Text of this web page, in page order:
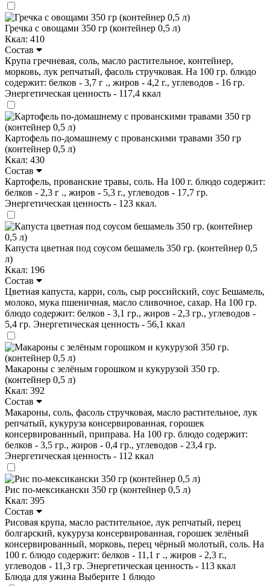
Гречка с овощами 350 гр (контейнер 0,5 л)
Ккал: 410
Состав
Крупа гречневая, соль, масло растительное, контейнер,
морковь, лук репчатый, фасоль стручковая. На 100 гр. блюдо
содержит: белков - 3,7 г ., жиров - 4,2 г., углеводов - 16 гр.
Энергетическая ценность - 117,4 ккал
Картофель по-домашнему с прованскими травами 350 гр
(контейнер 0,5 л)
Ккал: 430
Состав
Картофель, прованские травы, соль. На 100 г. блюдо содержит:
белков - 2,3 г ., жиров - 5,3 г., углеводов - 17,7 гр.
Энергетическая ценность - 123 ккал.
Капуста цветная под соусом бешамель 350 гр. (контейнер 0,5
л)
Ккал: 196
Состав
Цветная капуста, карри, соль, сыр российский, соус Бешамель,
молоко, мука пшеничная, масло сливочное, сахар. На 100 гр.
блюдо содержит: белков - 3,1 гр., жиров - 2,3 гр., углеводов -
5,4 гр. Энергетическая ценность - 56,1 ккал
Макароны с зелёным горошком и кукурузой 350 гр.
(контейнер 0,5 л)
Ккал: 392
Состав
Макароны, соль, фасоль стручковая, масло растительное, лук
репчатый, кукуруза консервированная, горошек
консервированный, приправа. На 100 гр. блюдо содержит:
белков - 3,5 гр., жиров - 0,4 гр., углеводов - 23,4 гр.
Энергетическая ценность - 112 ккал
Рис по-мексикански 350 гр (контейнер 0,5 л)
Ккал: 395
Состав
Рисовая крупа, масло растительное, лук репчатый, перец
болгарский, кукуруза консервированная, горошек зелёный
консервированный, морковь, перец чёрный молотый, соль. На
100 г. блюдо содержит: белков - 11,1 г ., жиров - 2,3 г.,
углеводов - 11,3 гр. Энергетическая ценность - 113 ккал
Блюда для ужина Выберите 1 блюдо